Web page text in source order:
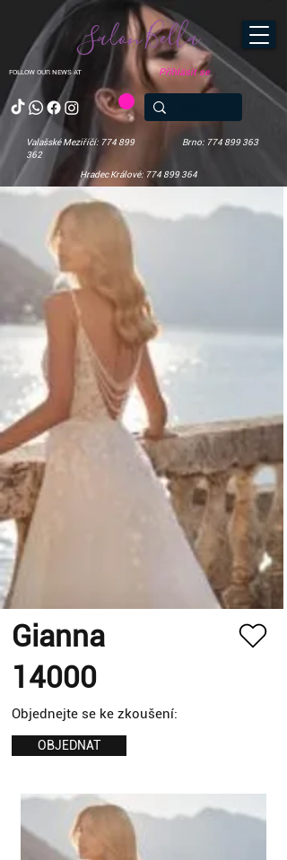
FOLLOW OUR NEWS AT
Salon Bella
Valašské Meziříčí: 774 899
362
Brno: 774 899 363
Hradec Králové: 774 899 364
Přihlásit se
Gianna
14000
Objednejte se ke zkoušení:
OBJEDNAT